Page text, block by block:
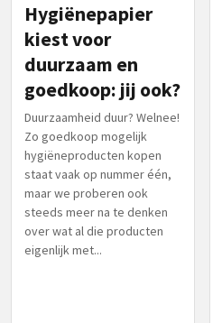
Hygiënepapier
kiest voor
duurzaam en
goedkoop: jij ook?
Duurzaamheid duur? Welnee!
Zo goedkoop mogelijk
hygiëneproducten kopen
staat vaak op nummer één,
maar we proberen ook
steeds meer na te denken
over wat al die producten
eigenlijk met...